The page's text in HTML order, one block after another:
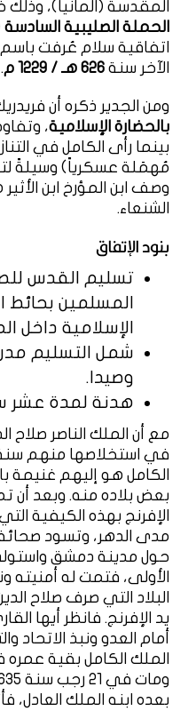
المقدسة (ألمانيا)، وذلك
الحملة الصليبية السادسة
اتفاقية سلام عُرفت باسم
الآخر سنة 626 هـ / 1229 م .
ومن الجدير ذكره أن
بالحضارة الإسلامية،
بينما رأى الكامل في
مُهمَلة عسكرياً) وسيلةً
وصف ابن المؤرخ ابن
الشنعاء.
بنود الإتفاق
تسليم القدس
المسلمين بحائط
الإسلامية داخل
شمل التسليم
وصيدا.
هدنة لمدة عشر
مع أن الملك الناصر صلاح
الكامل هو إليهم غنيمة
بعض بلاده منه. وبعد أن
الإفرنج بهذه الكيفية
مدى الدهر، وتسود
حول مدينة دمشق
الأولى، فتمت له أمنيته
البلاد التي صرف صلاح
يد الإفرنج. فانظر أيها
أمام العدو ونبذ الاتحاد
الملك الكامل بقية عمره
بعده ابنه الملك